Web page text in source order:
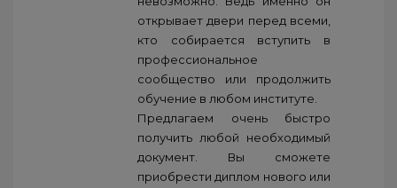
открывает двери перед всеми,
кто собирается вступить в
профессиональное
сообщество или продолжить
обучение в любом институте.
Предлагаем очень быстро
получить любой необходимый
документ. Вы сможете
приобрести диплом нового или